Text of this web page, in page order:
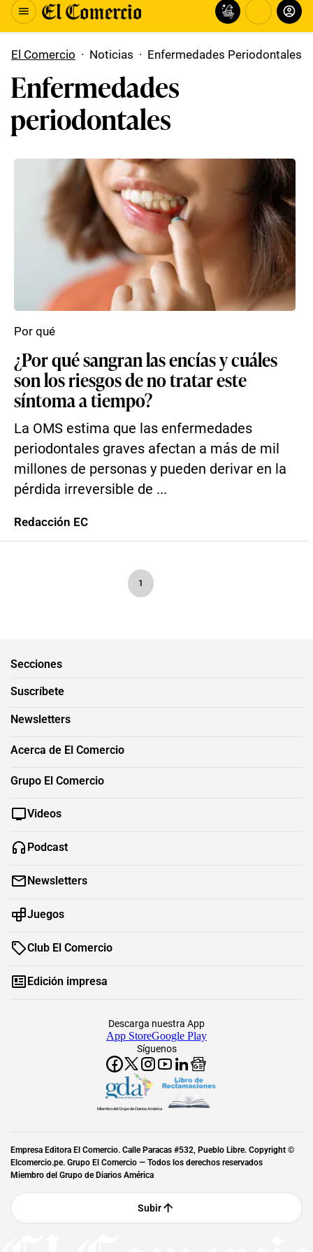
El Comercio · Noticias · Enfermedades Periodontales
Enfermedades
periodontales
¿Por qué sangran las encías y cuáles
son los riesgos de no tratar este
síntoma a tiempo?
La OMS estima que las enfermedades
periodontales graves afectan a más de mil
millones de personas y pueden derivar en la
pérdida irreversible de ...
Por qué
Redacción EC
1
Secciones
Suscríbete
Newsletters
Acerca de El Comercio
Grupo El Comercio
Videos
Podcast
Newsletters
Juegos
Club El Comercio
Edición impresa
Síguenos
Descarga nuestra App
App StoreGoogle Play
Miembro del Grupo de Diarios América
Empresa Editora El Comercio. Calle Paracas #532, Pueblo Libre. Copyright ©
Elcomercio.pe. Grupo El Comercio — Todos los derechos reservados
Miembro del Grupo de Diarios América
Subir